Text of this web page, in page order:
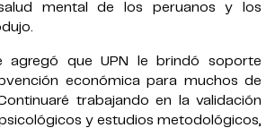
mental de los peruanos y los
agregó que UPN le brindó soporte
económica para muchos de
trabajando en la validación
y estudios metodológicos,